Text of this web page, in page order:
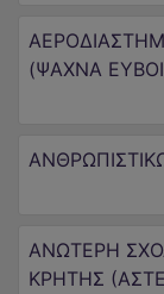
(ΨΑΧΝΑ
ΑΝΩΤΕΡΗ
ΚΡΗΤΗΣ